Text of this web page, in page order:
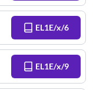
EL1E/x/6
EL1E/x/9